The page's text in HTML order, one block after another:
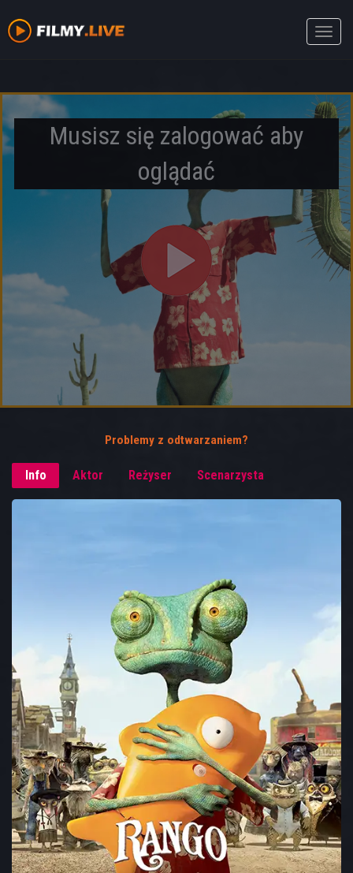
Toggle
Musisz się zalogować aby
oglądać
Problemy z odtwarzaniem?
Info Aktor Reżyser Scenarzysta